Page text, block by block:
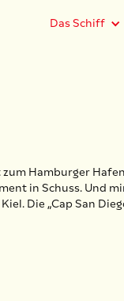
Das Schiff
Hamburger
in Schuss. Und
Die „Cap San